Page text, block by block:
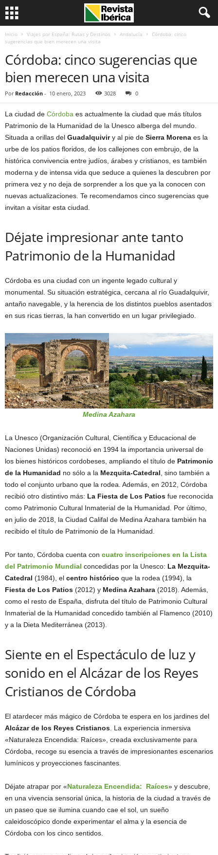
Inicio Viajes por España: Rutas y Destinos Andalucía
Córdoba: cinco
sugerencias que bien merecen una visita
Córdoba: cinco sugerencias que
bien merecen una visita
Por Redacción - 10 enero, 2023 3028 0
La ciudad de Córdoba es actualmente la ciudad que más títulos
Patrimonio de la Humanidad de la Unesco alberga del mundo.
Situada a orillas del Guadalquiviry al pie de Sierra Morena es la
urbe de los patios floridos, de los callejones con embrujo, de la
histórica convivencia entre judíos, árabes y cristianos, es también
moderna y de intensa vida que seduce a quienes la descubren por
primera vez y no deja de sorprender a los que ya la conocen con
nuevas actualizaciones. Te recomendamos cinco sugerencias que
invitan a visitar esta ciudad.
Déjate impresionar ante tanto
Patrimonio de la Humanidad
Córdoba es una ciudad con un ingente legado cultural y
monumental. Su situación estratégica, cercana al río Guadalquivir,
antaño navegable, y la herencia de los distintos pueblos asentados
en sus ricas tierras, la han convertido en un lugar privilegiado.
Medina Azahara
La Unesco (Organización Cultural, Científica y Educacional de
Naciones Unidas) reconoció en 1994 la importancia universal de
los bienes históricos cordobeses, ampliando el título de Patrimonio
de la Humanidad no sólo a la Mezquita-Catedral, sino también a
todo el conjunto urbano que la rodea. Además, en 2012, Córdoba
recibió otro distintivo más: La Fiesta de Los Patios fue reconocida
como Patrimonio Cultural Inmaterial de la Humanidad. Por último,
en julio de 2018, la Ciudad Califal de Medina Azahara también ha
recibido el título de Patrimonio de la Humanidad.
Por tanto, Córdoba cuenta con cuatro inscripciones en la Lista
del Patrimonio Mundial concedidas por la Unesco: La Mezquita-
Catedral (1984), el centro histórico que la rodea (1994), la
Fiesta de Los Patios (2012) y Medina Azahara (2018). Además,
como el resto de España, disfruta del título de Patrimonio Cultural
Inmaterial de la Humanidad concedido también al Flamenco (2010)
y a la Dieta Mediterránea (2013).
Siente en el Espectáculo de luz y
sonido en el Alcázar de los Reyes
Cristianos de Córdoba
El atardecer más mágico de Córdoba te espera en los jardines del
Alcázar de los Reyes Cristianos. La experiencia inmersiva
«Naturaleza Encendida: Raíces», creada exclusivamente para
Córdoba, recoge su esencia a través de impresionantes escenarios
lumínicos y proyecciones fascinantes.
Déjate atrapar por «Naturaleza Encendida: Raíces» y descubre,
en una vivencia sensorial única, la historia de la ciudad a través de
un paseo que se ilumina cuando cae el sol, un sueño
caleidoscópico donde experimentar el alma y la esencia de
Córdoba con los cinco sentidos.